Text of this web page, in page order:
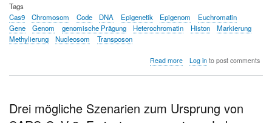
Tags
Cas9
Chromosom Code DNA Epigenetik Epigenom
Euchromatin
Gene
Genom genomische Prägung Heterochromatin Histon
Markierung
Methylierung
Nucleosom Transposon
Read moreabout
Umsetzung
unserer
Log into post comments
Drei mögliche Szenarien zum Ursprung von